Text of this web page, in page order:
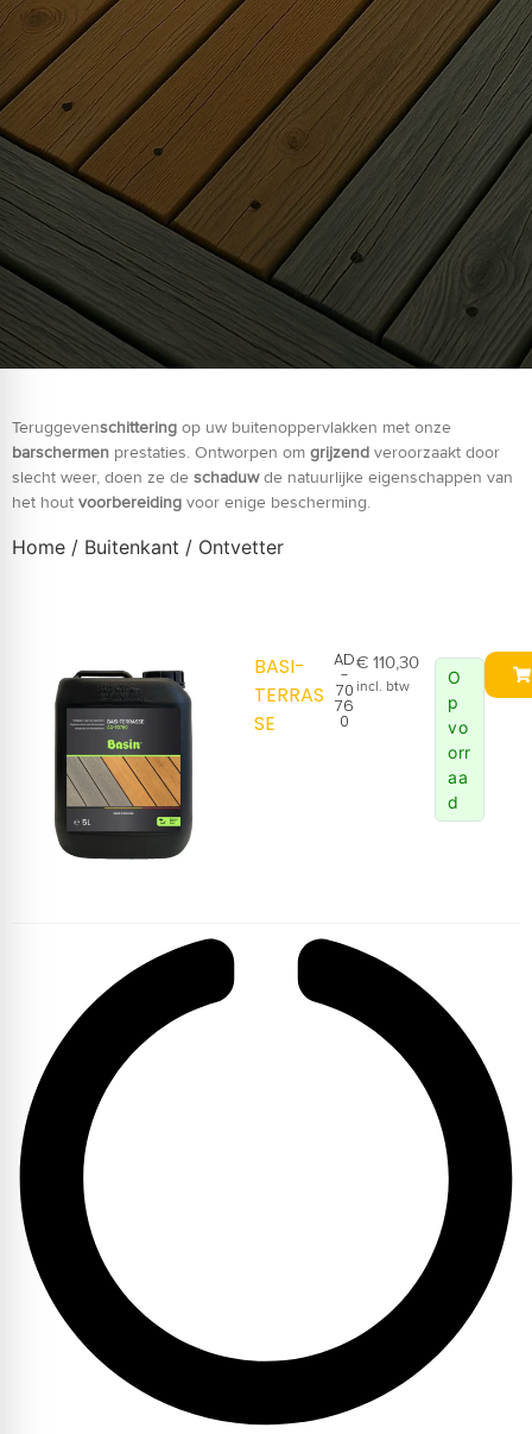
Teruggevenschittering op uw buitenoppervlakken met onze
barschermen prestaties. Ontworpen om grijzend veroorzaakt door
slecht weer, doen ze de schaduwde natuurlijke eigenschappen van
het hout voorbereiding voor enige bescherming.
Home / Buitenkant / Ontvetter
BASI-
TERRAS
SE
AD
-
70
76
0
€ 110,30
incl. btw
O
p
vo
orr
aa
d